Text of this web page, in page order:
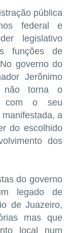
pública
federal e
legislativo
funções de
governo do
Jerônimo
não torna o
com o seu
a
do escolhido
dos
do governo
legado de
de Juazeiro,
mas que
local num